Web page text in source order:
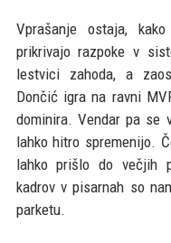
Vprašanje ostaja,
prikrivajo razpoke v
lestvici zahoda, a
Dončić igra na ravni
dominira. Vendar pa se
lahko hitro spremenijo.
lahko prišlo do večjih
kadrov v pisarnah so
parketu.